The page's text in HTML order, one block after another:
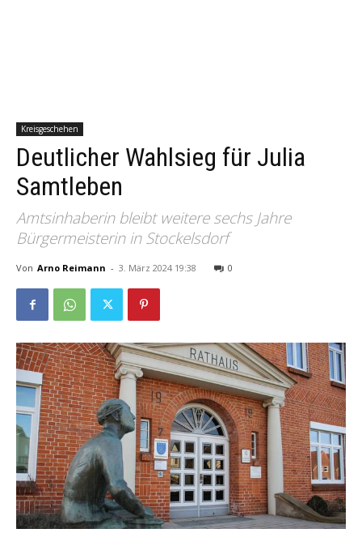
Kreisgeschehen
Deutlicher Wahlsieg für Julia
Samtleben
Amtsinhaberin bleibt weitere sechs Jahre
Bürgermeisterin in Stockelsdorf
Von Arno Reimann - 3. März 2024 19:38 0